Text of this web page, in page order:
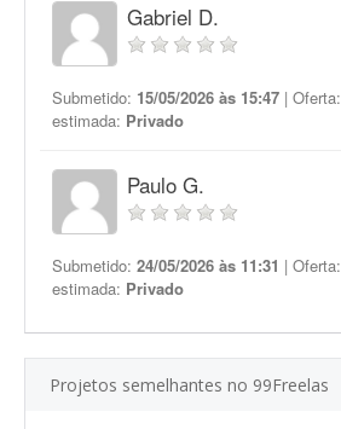
Gabriel D.
Submetido: 15/05/2026 às 15:47 | Oferta:
estimada: Privado
Paulo G.
Submetido: 24/05/2026 às 11:31 | Oferta:
estimada: Privado
Projetos semelhantes no 99Freelas